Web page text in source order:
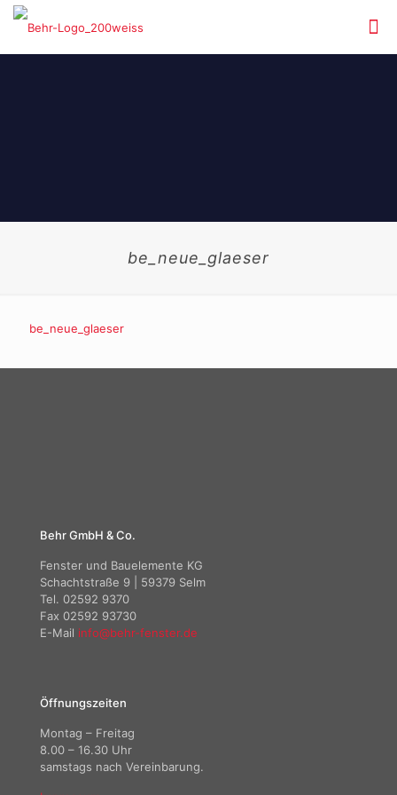
be_neue_glaeser
be_neue_glaeser
Behr GmbH & Co.
Fenster und Bauelemente KG
Schachtstraße 9 | 59379 Selm
Tel. 02592 9370
Fax 02592 93730
E-Mail info@behr-fenster.de
Öffnungszeiten
Montag – Freitag
8.00 – 16.30 Uhr
samstags nach Vereinbarung.